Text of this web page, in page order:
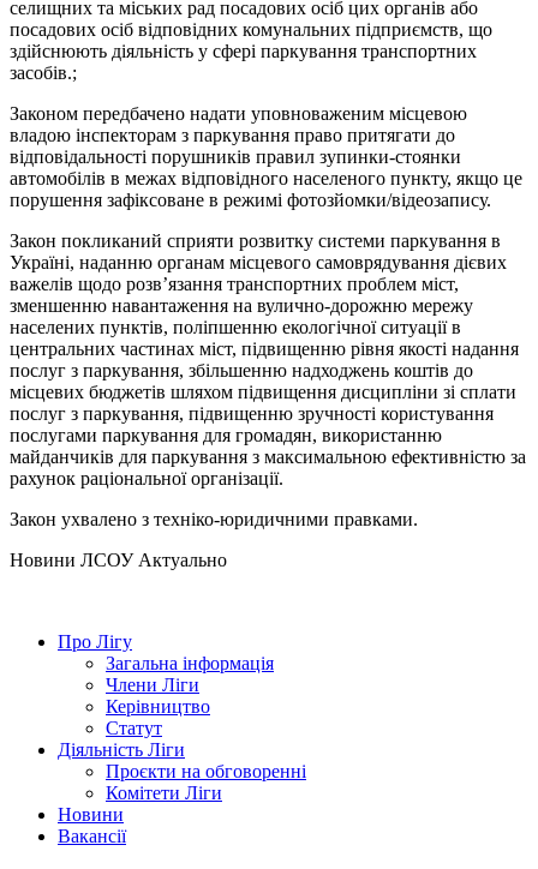
селищних та міських рад посадових осіб цих органів або
посадових осіб відповідних комунальних підприємств, що
здійснюють діяльність у сфері паркування транспортних
засобів.;
Законом передбачено надати уповноваженим місцевою
владою інспекторам з паркування право притягати до
відповідальності порушників правил зупинки-стоянки
автомобілів в межах відповідного населеного пункту, якщо це
порушення зафіксоване в режимі фотозйомки/відеозапису.
Закон покликаний сприяти розвитку системи паркування в
Україні, наданню органам місцевого самоврядування дієвих
важелів щодо розв’язання транспортних проблем міст,
зменшенню навантаження на вулично-дорожню мережу
населених пунктів, поліпшенню екологічної ситуації в
центральних частинах міст, підвищенню рівня якості надання
послуг з паркування, збільшенню надходжень коштів до
місцевих бюджетів шляхом підвищення дисципліни зі сплати
послуг з паркування, підвищенню зручності користування
послугами паркування для громадян, використанню
майданчиків для паркування з максимальною ефективністю за
рахунок раціональної організації.
Закон ухвалено з техніко-юридичними правками.
Hовини ЛСОУ Актуально
Про Лігу
Загальна інформація
Члени Ліги
Керівництво
Статут
Діяльність Ліги
Проєкти на обговоренні
Комітети Ліги
Новини
Вакансії